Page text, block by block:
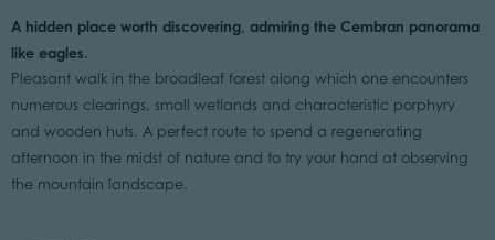
A hidden place worth discovering, admiring the Cembran panorama
like eagles.
Pleasant walk in the broadleaf forest along which one encounters
numerous clearings, small wetlands and characteristic porphyry
and wooden huts. A perfect route to spend a regenerating
afternoon in the midst of nature and to try your hand at observing
the mountain landscape.